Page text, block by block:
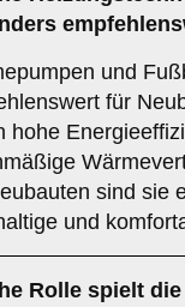
und
für
hohe
sind sie
und
Rolle spielt